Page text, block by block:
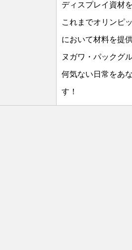
ディスプレイ資材
これまでオリンピ
において材料を提
ヌガワ・パックグ
何気ない日常をあ
す！